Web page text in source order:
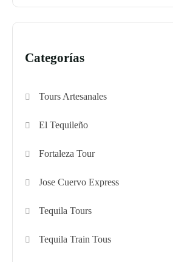
Categorías
Tours Artesanales
El Tequileño
Fortaleza Tour
Jose Cuervo Express
Tequila Tours
Tequila Train Tous